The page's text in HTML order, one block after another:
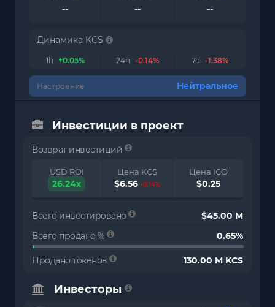
--
--
--
Динамика KCS
1h +0.05% 24h -0.14% 7d -1.38%
Настроение Нейтральное
Инвестиции в проект
Возврат инвестиций
USD ROI
26.24x
Цена KCS
$6.56 -0.14%
Цена ICO
$0.25
Всего инвестировано
$45.00 M
Всего продано %
0.65%
Продано токенов 130.00 M KCS
Инвесторы